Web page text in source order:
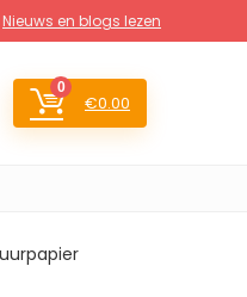
Nieuws en blogs lezen
0
€0.00